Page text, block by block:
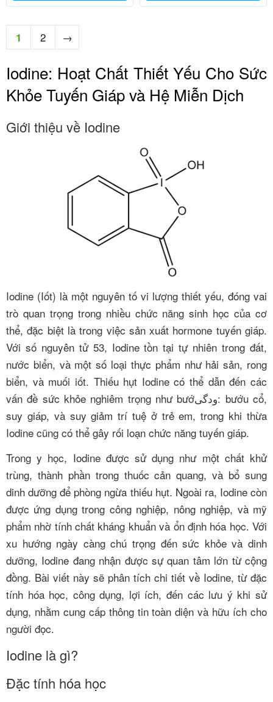
1 2 →
Iodine: Hoạt Chất Thiết Yếu Cho Sức
Khỏe Tuyến Giáp và Hệ Miễn Dịch
Giới thiệu về Iodine
Iodine (Iốt) là một nguyên tố vi lượng thiết yếu, đóng vai
trò quan trọng trong nhiều chức năng sinh học của cơ
thể, đặc biệt là trong việc sản xuất hormone tuyến giáp.
Với số nguyên tử 53, Iodine tồn tại tự nhiên trong đất,
nước biển, và một số loại thực phẩm như hải sản, rong
biển, và muối iốt. Thiếu hụt Iodine có thể dẫn đến các
vấn đề sức khỏe nghiêm trọng như bướودگی: bướu cổ,
suy giáp, và suy giảm trí tuệ ở trẻ em, trong khi thừa
Iodine cũng có thể gây rối loạn chức năng tuyến giáp.
Trong y học, Iodine được sử dụng như một chất khử
trùng, thành phần trong thuốc cản quang, và bổ sung
dinh dưỡng để phòng ngừa thiếu hụt. Ngoài ra, Iodine còn
được ứng dụng trong công nghiệp, nông nghiệp, và mỹ
phẩm nhờ tính chất kháng khuẩn và ổn định hóa học. Với
xu hướng ngày càng chú trọng đến sức khỏe và dinh
dưỡng, Iodine đang nhận được sự quan tâm lớn từ cộng
đồng. Bài viết này sẽ phân tích chi tiết về Iodine, từ đặc
tính hóa học, công dụng, lợi ích, đến các lưu ý khi sử
dụng, nhằm cung cấp thông tin toàn diện và hữu ích cho
người đọc.
Iodine là gì?
Đặc tính hóa học